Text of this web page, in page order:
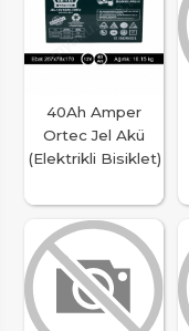
40Ah Amper
Ortec Jel Akü
(Elektrikli Bisiklet)